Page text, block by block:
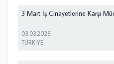
3 Mart İş Cinayetlerine Karşı
03.03.2026
TÜRKİYE